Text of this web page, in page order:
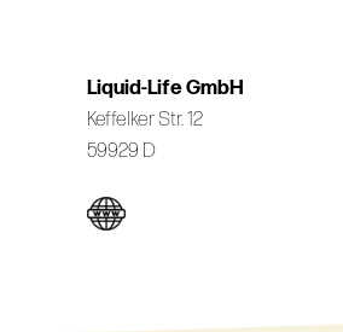
Liquid-Life GmbH
Keffelker Str. 12
59929 D